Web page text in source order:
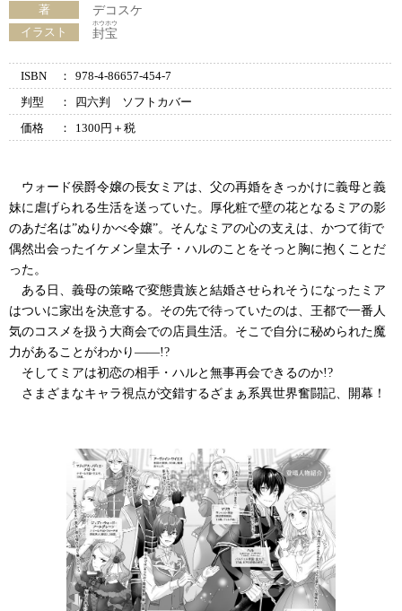
著
デコスケ
イラスト
封宝
ホウホウ
ISBN ：
978-4-86657-454-7
判型
：
四六判 ソフトカバー
価格
： 1300円＋税
ウォード侯爵令嬢の長女ミアは、父の再婚をきっかけに義母と義
妹に虐げられる生活を送っていた。厚化粧で壁の花となるミアの影
のあだ名は”ぬりかべ令嬢”。そんなミアの心の支えは、かつて街で
偶然出会ったイケメン皇太子・ハルのことをそっと胸に抱くことだ
った。
ある日、義母の策略で変態貴族と結婚させられそうになったミア
はついに家出を決意する。その先で待っていたのは、王都で一番人
気のコスメを扱う大商会での店員生活。そこで自分に秘められた魔
力があることがわかり――!?
そしてミアは初恋の相手・ハルと無事再会できるのか!?
さまざまなキャラ視点が交錯するざまぁ系異世界奮闘記、開幕！